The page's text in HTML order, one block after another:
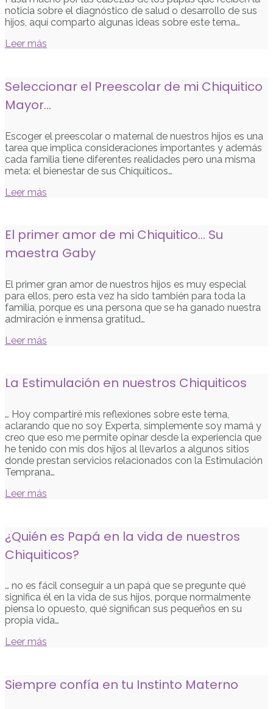
noticia sobre el diagnóstico de salud o desarrollo de sus
hijos, aquí comparto algunas ideas sobre este tema…
Leer más
Seleccionar el Preescolar de mi Chiquitico
Mayor…
Escoger el preescolar o maternal de nuestros hijos es una
tarea que implica consideraciones importantes y además
cada familia tiene diferentes realidades pero una misma
meta: el bienestar de sus Chiquiticos…
Leer más
El primer amor de mi Chiquitico… Su
maestra Gaby
El primer gran amor de nuestros hijos es muy especial
para ellos, pero esta vez ha sido también para toda la
familia, porque es una persona que se ha ganado nuestra
admiración e inmensa gratitud…
Leer más
La Estimulación en nuestros Chiquiticos
… Hoy compartiré mis reflexiones sobre este tema,
aclarando que no soy Experta, simplemente soy mamá y
creo que eso me permite opinar desde la experiencia que
he tenido con mis dos hijos al llevarlos a algunos sitios
donde prestan servicios relacionados con la Estimulación
Temprana…
Leer más
¿Quién es Papá en la vida de nuestros
Chiquiticos?
… no es fácil conseguir a un papá que se pregunte qué
significa él en la vida de sus hijos, porque normalmente
piensa lo opuesto, qué significan sus pequeños en su
propia vida…
Leer más
Siempre confía en tu Instinto Materno